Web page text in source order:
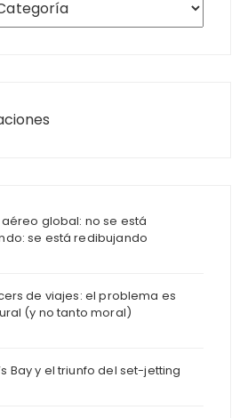
global: no se está
se está redibujando
de viajes: el problema es
(y no tanto moral)
Bay y el triunfo del set-jetting